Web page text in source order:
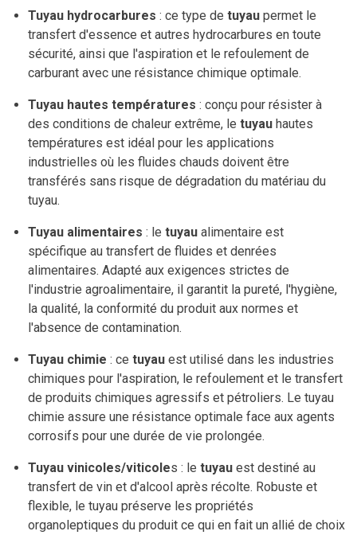
Tuyau hydrocarbures : ce type de tuyau permet le
transfert d'essence et autres hydrocarbures en toute
sécurité, ainsi que l'aspiration et le refoulement de
carburant avec une résistance chimique optimale.
Tuyau hautes températures : conçu pour résister à
des conditions de chaleur extrême, le tuyau hautes
températures est idéal pour les applications
industrielles où les fluides chauds doivent être
transférés sans risque de dégradation du matériau du
tuyau.
Tuyau alimentaires : le tuyau alimentaire est
spécifique au transfert de fluides et denrées
alimentaires. Adapté aux exigences strictes de
l'industrie agroalimentaire, il garantit la pureté, l'hygiène,
la qualité, la conformité du produit aux normes et
l'absence de contamination.
Tuyau chimie : ce tuyau est utilisé dans les industries
chimiques pour l'aspiration, le refoulement et le transfert
de produits chimiques agressifs et pétroliers. Le tuyau
chimie assure une résistance optimale face aux agents
corrosifs pour une durée de vie prolongée.
Tuyau vinicoles/viticoles : le tuyau est destiné au
transfert de vin et d'alcool après récolte. Robuste et
flexible, le tuyau préserve les propriétés
organoleptiques du produit ce qui en fait un allié de choix